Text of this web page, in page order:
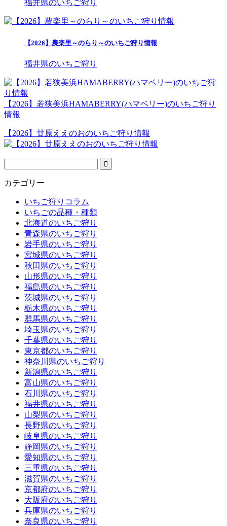
福井県のいちご狩り
【2026】農楽里～のらり～のいちご狩り情報
福井県のいちご狩り
【2026】若狭美浜HAMABERRY(ハマベリー)のいちご狩り
情報
【2026】廿原ええのおのいちご狩り情報
カテゴリー
いちご狩りコラム
いちごの品種・種類
北海道のいちご狩り
青森県のいちご狩り
岩手県のいちご狩り
宮城県のいちご狩り
秋田県のいちご狩り
山形県のいちご狩り
福島県のいちご狩り
茨城県のいちご狩り
栃木県のいちご狩り
群馬県のいちご狩り
埼玉県のいちご狩り
千葉県のいちご狩り
東京都のいちご狩り
神奈川県のいちご狩り
新潟県のいちご狩り
富山県のいちご狩り
石川県のいちご狩り
福井県のいちご狩り
山梨県のいちご狩り
長野県のいちご狩り
岐阜県のいちご狩り
静岡県のいちご狩り
愛知県のいちご狩り
三重県のいちご狩り
滋賀県のいちご狩り
京都府のいちご狩り
大阪府のいちご狩り
兵庫県のいちご狩り
奈良県のいちご狩り